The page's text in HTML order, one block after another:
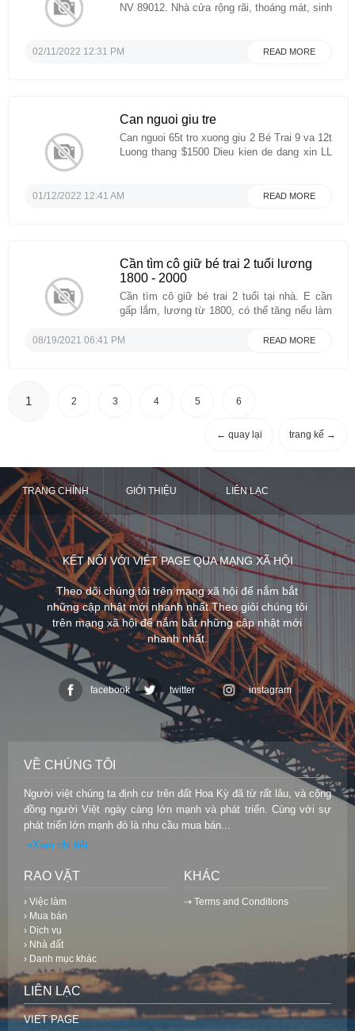
NV 89012. Nhà cửa rộng rãi, thoáng mát, sinh
hệ Linh 7028180881. Text giúp minh trước khi
02/11/2022 12:31 PM READ MORE
Can nguoi giu tre
Can nguoi 65t tro xuong giu 2 Bé Trai 9 va 12t
Luong thang $1500 Dieu kien de dang xin LL
01/12/2022 12:41 AM READ MORE
Cần tìm cô giữ bé trai 2 tuổi lương
1800 - 2000
Cần tìm cô giữ bé trai 2 tuổi tại nhà. E cần
gấp lắm, lương từ 1800, có thể tăng nếu làm
thiện. Ko cần nấu ăn, chỉ lo cho bé tốt là ok.
08/19/2021 06:41 PM READ MORE
1 2 3 4 5 6
← quay lại trang kế →
TRANG CHÍNH GIỚI THIỆU LIÊN LẠC
KẾT NỐI VỚI VIỆT PAGE QUA MẠNG XÃ HỘI
Theo dõi chúng tôi trên mạng xã hội để nắm bắt
những cập nhật mới nhanh nhất.Theo giỏi chúng tôi
trên mạng xã hội để nắm bắt những cập nhật mới
nhanh nhất.
facebook twitter instagram
VỀ CHÚNG TÔI
Người việt chúng ta định cư trên đất Hoa Kỳ đã từ rất lâu, và cộng
đồng người Việt ngày càng lớn mạnh và phát triển. Cùng với sự
phát triển lớn mạnh đó là nhu cầu mua bán...
⇢Xem chi tiết
RAO VẶT
› Việc làm
› Mua bán
› Dịch vụ
› Nhà đất
› Danh mục khác
KHÁC
⇢ Terms and Conditions
LIÊN LẠC
VIET PAGE